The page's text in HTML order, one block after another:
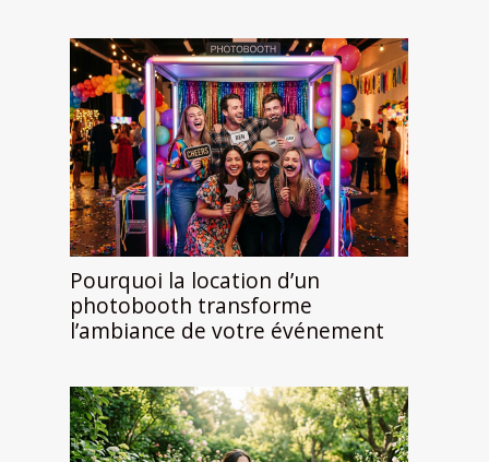
Pourquoi la location d’un
photobooth transforme
l’ambiance de votre événement